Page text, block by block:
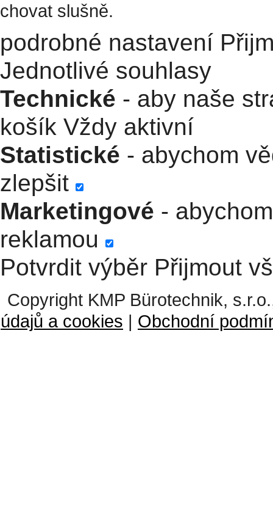
chovat slušně.
podrobné nastavení
Jednotlivé souhlasy
Technické - aby naše
košík Vždy aktivní
Statistické - abychom
zlepšit
Marketingové -
reklamou
Potvrdit výběr Přijmout
Copyright KMP Bürotechnik,
údajů a cookies | Obchodní